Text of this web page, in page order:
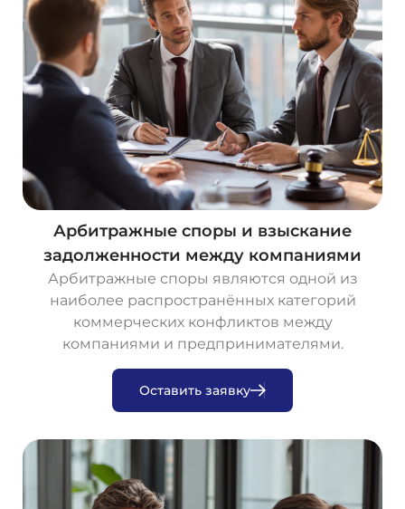
Арбитражные споры и взыскание
задолженности между компаниями
Арбитражные споры являются одной из
наиболее распространённых категорий
коммерческих конфликтов между
компаниями и предпринимателями.
Оставить заявку